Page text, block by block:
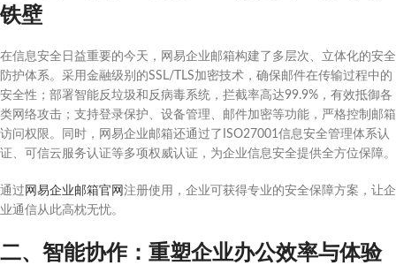
铁壁
在信息安全日益重要的今天，网易企业邮箱构建了多层次、立体化的安全
防护体系。采用金融级别的SSL/TLS加密技术，确保邮件在传输过程中的
安全性；部署智能反垃圾和反病毒系统，拦截率高达99.9%，有效抵御各
类网络攻击；支持登录保护、设备管理、邮件加密等功能，严格控制邮箱
访问权限。同时，网易企业邮箱还通过了ISO27001信息安全管理体系认
证、可信云服务认证等多项权威认证，为企业信息安全提供全方位保障。
通过 网易企业邮箱官网 注册使用，企业可获得专业的安全保障方案，让企
业通信从此高枕无忧。
二、智能协作：重塑企业办公效率与体验